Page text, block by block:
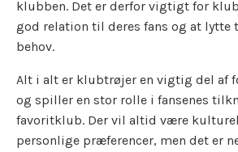
klubben. Det er derfor vigtigt for
god relation til deres fans og at lytte
behov.
Alt i alt er klubtrøjer en vigtig del af
og spiller en stor rolle i fansenes
favoritklub. Der vil altid være
personlige præferencer, men det er